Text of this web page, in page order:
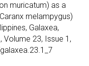
muricatum) as a
melampygus)
Galaxea,
Volume 23, Issue 1,